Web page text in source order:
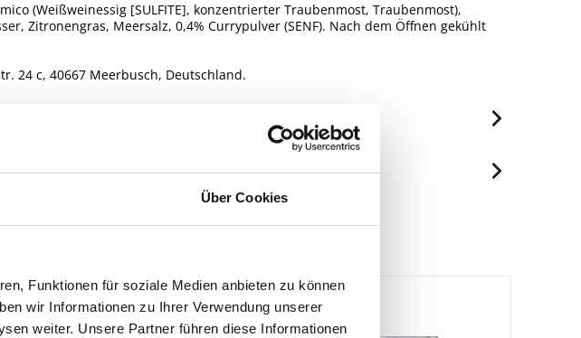
Über Cookies
Funktionen für soziale Medien anbieten zu können
wir Informationen zu Ihrer Verwendung unserer
weiter. Unsere Partner führen diese Informationen
(Weißweinessig [SULFITE], konzentrierter Traubenmost, Traubenmost),
Zitronengras, Meersalz, 0,4% Currypulver (SENF). Nach dem Öffnen gekühlt
24 c, 40667 Meerbusch, Deutschland.
650 kJ/155 kcal